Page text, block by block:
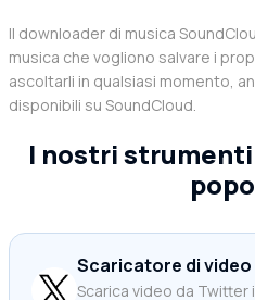
Il downloader di musica
musica che vogliono salvare i
ascoltarli in qualsiasi momento,
disponibili su SoundCloud.
I nostri
Scaricatore di
Scarica video da Twitter